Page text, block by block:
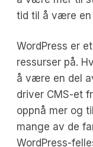
tid til å være en
WordPress er
ressurser på.
å være en del
driver CMS-et
oppnå mer og
mange av de
WordPress-